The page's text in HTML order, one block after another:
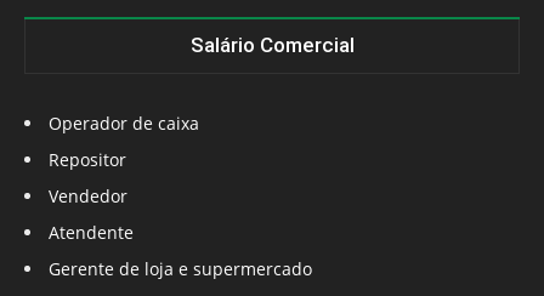
Salário Comercial
Operador de caixa
Repositor
Vendedor
Atendente
Gerente de loja e supermercado